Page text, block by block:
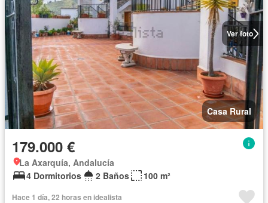
Ver foto
Casa Rural
179.000 €
La Axarquía, Andalucía
4 Dormitorios
2 Baños 100 m²
Hace 1 día, 22 horas en idealista